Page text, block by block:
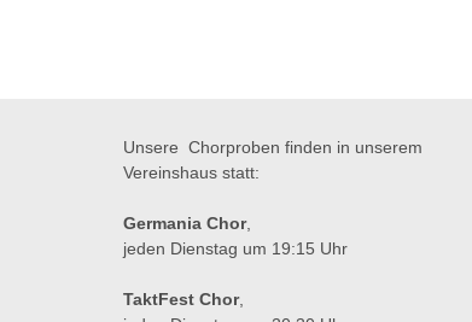
Unsere Chorproben finden in unserem
Vereinshaus statt:
Germania Chor,
jeden Dienstag um 19:15 Uhr
TaktFest Chor,